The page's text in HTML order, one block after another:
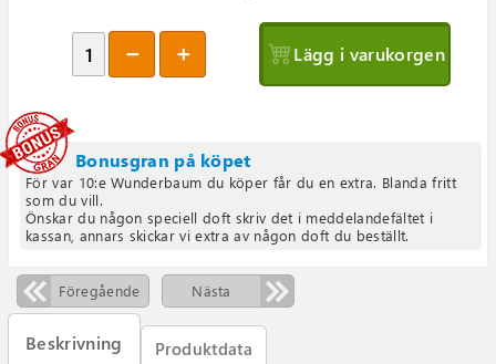
Lägg i varukorgen
Bonusgran på köpet
För var 10:e Wunderbaum du köper får du en extra. Blanda fritt
som du vill.
Önskar du någon speciell doft skriv det i meddelandefältet i
kassan, annars skickar vi extra av någon doft du beställt.
Föregående Nästa
Beskrivning Produktdata